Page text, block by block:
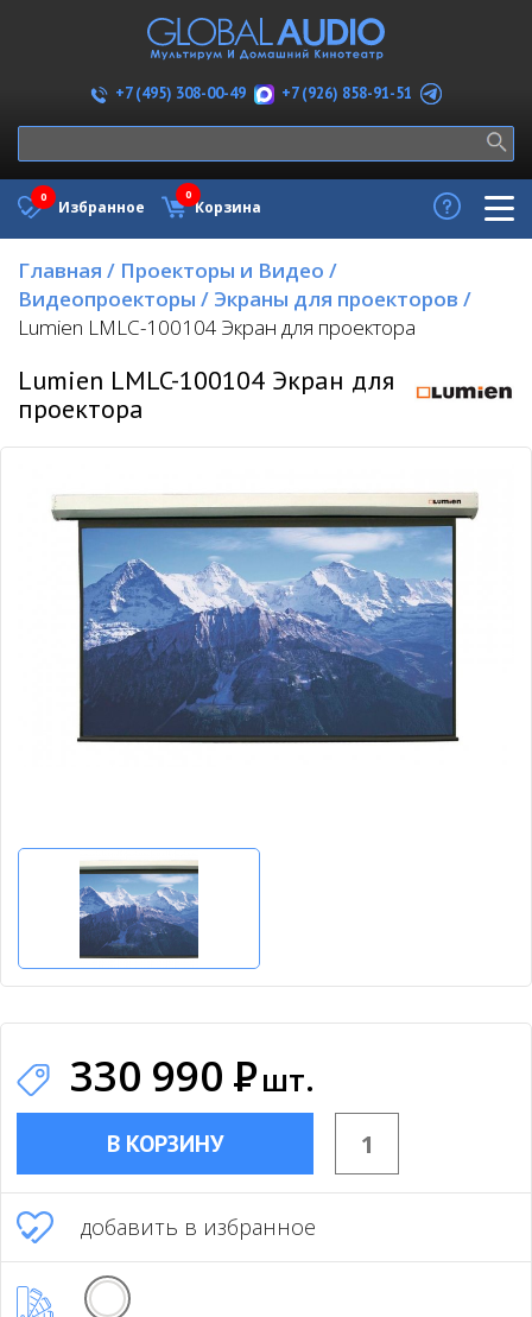
+7 (495) 308-00-49 +7 (926) 858-91-51
Избранное
0
Корзина
0
Главная / Проекторы и Видео /
Видеопроекторы / Экраны для проекторов /
Lumien LMLC-100104 Экран для проектора
Lumien LMLC-100104 Экран для
проектора
330 990 Ршт.
В КОРЗИНУ
добавить в избранное